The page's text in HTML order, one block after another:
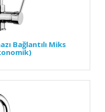
Bağlantılı Miks